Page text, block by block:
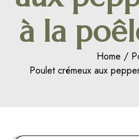
à la
Home
Poulet crémeux aux